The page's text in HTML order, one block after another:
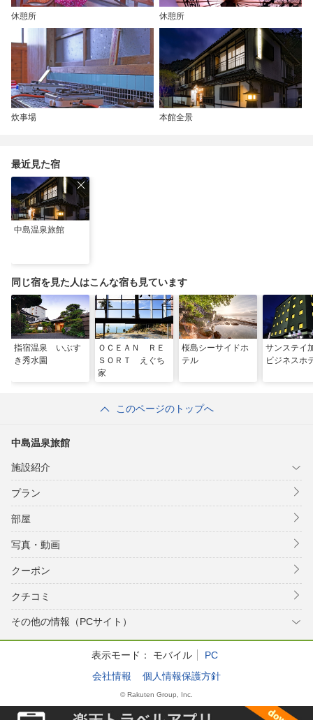
休憩所 休憩所
炊事場 本館全景
最近見た宿
中島温泉旅館
同じ宿を見た人はこんな宿も見ています
指宿温泉 いぶす
き秀水園
ＯＣＥＡＮ ＲＥ
ＳＯＲＴ えぐち
家
桜島シーサイドホ
テル
サンステイ
ビジネスホ
このページのトップへ
中島温泉旅館
施設紹介
プラン
部屋
写真・動画
クーポン
クチコミ
その他の情報（PCサイト）
表示モード： モバイル
PC
会社情報
個人情報保護方針
© Rakuten Group, Inc.